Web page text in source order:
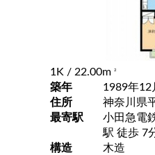
1K / 22.00m 2
築年
1989年12
住所
神奈川県
最寄駅
小田急電
駅 徒歩
構造
木造